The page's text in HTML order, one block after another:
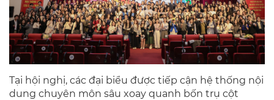
Tại hội nghị, các đại biểu được tiếp cận hệ thống nội
dung chuyên môn sâu xoay quanh bốn trụ cột